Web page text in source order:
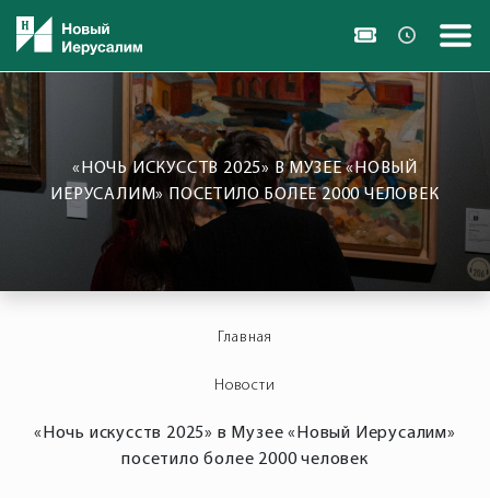
«НОЧЬ ИСКУССТВ 2025» В МУЗЕЕ «НОВЫЙ
ИЕРУСАЛИМ» ПОСЕТИЛО БОЛЕЕ 2000 ЧЕЛОВЕК
Главная
Новости
«Ночь искусств 2025» в Музее «Новый Иерусалим»
посетило более 2000 человек